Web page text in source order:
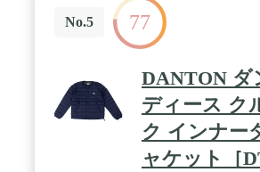
No.5 77
DANTON ダ
ディース ク
ク インナー
ャケット［